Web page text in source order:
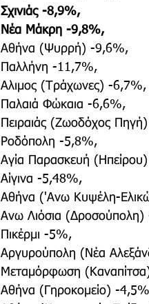
Σχινιάς -8,9%,
Νέα Μάκρη -9,8%,
Αθήνα (Ψυρρή) -9,6%,
Παλλήνη -11,7%,
Αλιμος (Τράχωνες) -6,7%,
Παλαιά Φώκαια -6,6%,
Πειραιάς (Ζωοδόχος
Ροδόπολη -5,8%,
Αγία Παρασκευή
Αίγινα -5,48%,
Αθήνα ('Ανω Κυψέλη-
Ανω Λιόσια
Πικέρμι -5%,
Αργυρούπολη (Νέα
Μεταμόρφωση
Αθήνα (Γηροκομείο) -4,5%